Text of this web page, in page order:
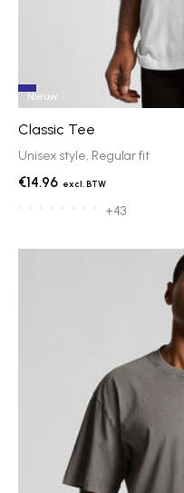
Nieuw
Classic Tee
Unisex style, Regular fit
€14.96
+43